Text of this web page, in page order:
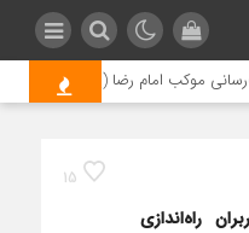
موکب امام رضا (ع) پتروشیمی
15
راه‌اندازی